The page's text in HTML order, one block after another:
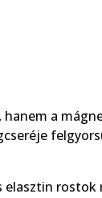
a
rostok